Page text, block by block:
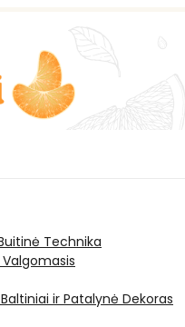
Technika
Baltiniai ir Patalynė Dekoras